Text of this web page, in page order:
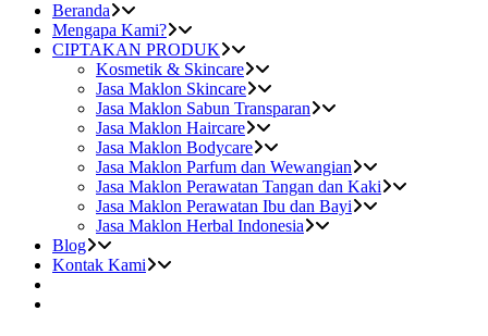
Beranda
Mengapa Kami?
CIPTAKAN PRODUK
Kosmetik & Skincare
Jasa Maklon Skincare
Jasa Maklon Sabun Transparan
Jasa Maklon Haircare
Jasa Maklon Bodycare
Jasa Maklon Parfum dan Wewangian
Jasa Maklon Perawatan Tangan dan Kaki
Jasa Maklon Perawatan Ibu dan Bayi
Jasa Maklon Herbal Indonesia
Blog
Kontak Kami